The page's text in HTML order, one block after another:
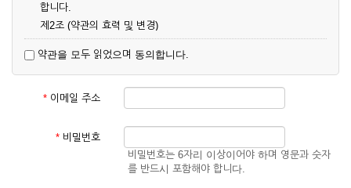
합니다.
제2조 (약관의 효력 및 변경)
업상 중요 하거나 합리적인 사유가 발생할 경우 온라인 공사를
통하여 변경할 수 있습니다.
② 회원은 변경된 약관에 동의하지 않을 경우 서비스 이용을 중
단하고 이용계약을 해지할 수 있습니다. 약관의 효력 발생일 이
것으로 간주됩니다.
제3조 (약관의 외 준칙)
약관을 모두 읽었으며 동의합니다.
* 이메일 주소
* 비밀번호
비밀번호는 6자리 이상이어야 하며 영문과 숫자
를 반드시 포함해야 합니다.